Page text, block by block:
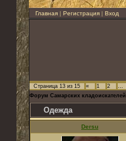
Главная | Регистрация | Вход
Страница 13 из 15 « 1 2 …
Форум Самарских кладоискателей
Одежда
Dersu